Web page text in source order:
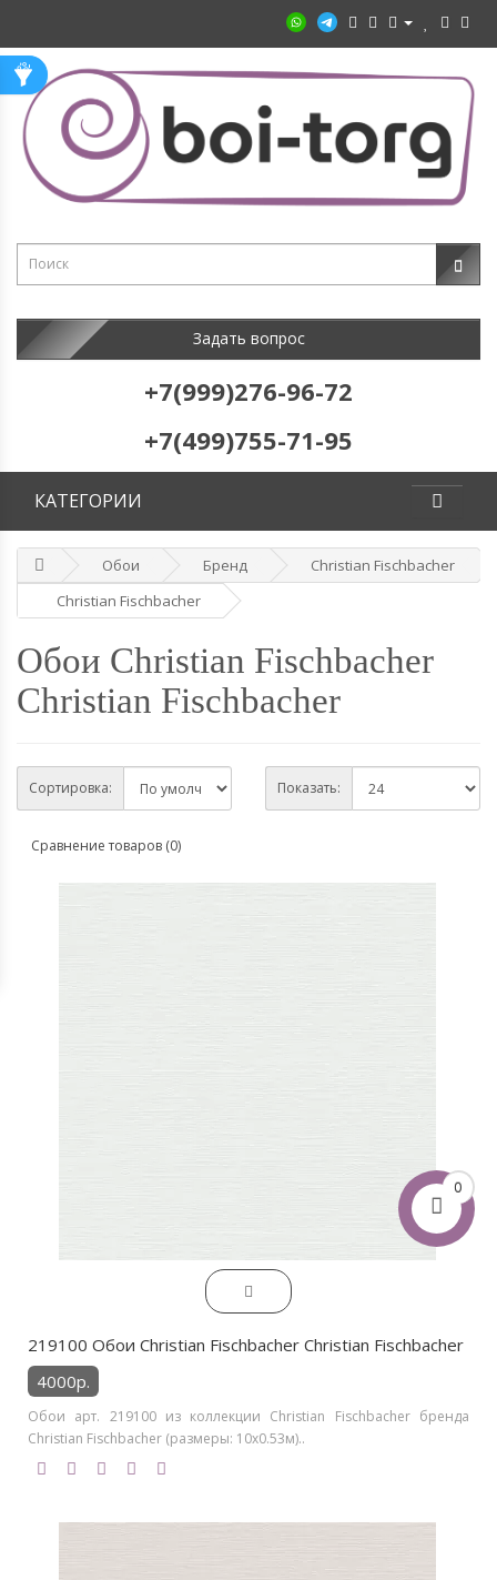
0
Задать вопрос
+7(999)276-96-72
+7(499)755-71-95
КАТЕГОРИИ
Обои Бренд
Christian Fischbacher
Christian Fischbacher
Обои Christian Fischbacher
Christian Fischbacher
Сортировка: Показать:
Сравнение товаров (0)
219100 Обои Christian Fischbacher Christian Fischbacher
4000р.
Обои арт. 219100 из коллекции Christian Fischbacher бренда
Christian Fischbacher (размеры: 10х0.53м)..